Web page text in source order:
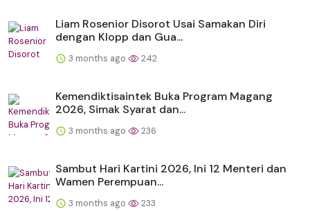
Liam Rosenior Disorot Usai Samakan Diri
dengan Klopp dan Gua...
3 months ago 242
Kemendiktisaintek Buka Program Magang
2026, Simak Syarat dan...
3 months ago 236
Sambut Hari Kartini 2026, Ini 12 Menteri dan
Wamen Perempuan...
3 months ago 233